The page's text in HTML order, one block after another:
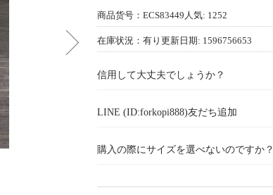
商品货号：ECS83449 人気: 1252
在庫状況：有り 更新日期: 1596756653
信用して大丈夫でしょうか？
LINE (ID:forkopi888)友だち追加
購入の際にサイズを選べないのですか？